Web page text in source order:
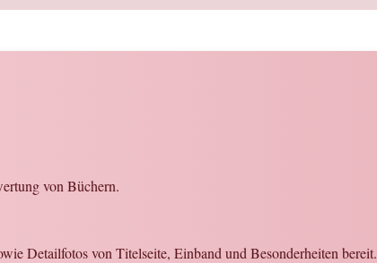
von Büchern.
Detailfotos von Titelseite, Einband und Besonderheiten bereit.